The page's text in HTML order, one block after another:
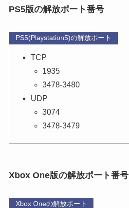
PS5版の解放ポート番号
PS5(Playstation5)の解放ポート
TCP
1935
3478-3480
UDP
3074
3478-3479
Xbox One版の解放ポート番号
Xbox Oneの解放ポート